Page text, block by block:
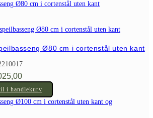
Ø80 cm i cortenstål uten kant
i handlekurv